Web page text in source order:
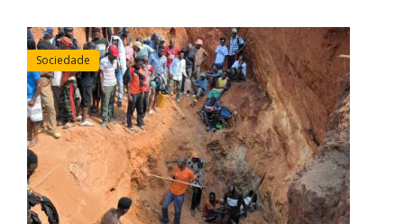
Sociedade